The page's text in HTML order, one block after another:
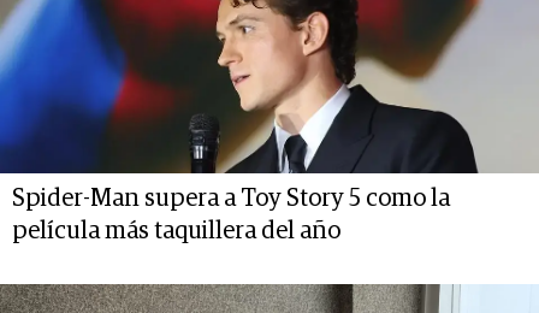
Spider-Man supera a Toy Story 5 como la
película más taquillera del año